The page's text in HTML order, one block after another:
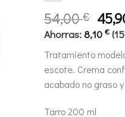
54,00€ El
era:
Ahorras:8,10 €
Tratamiento
escote. Crema
acabado no graso
Tarro 200 ml